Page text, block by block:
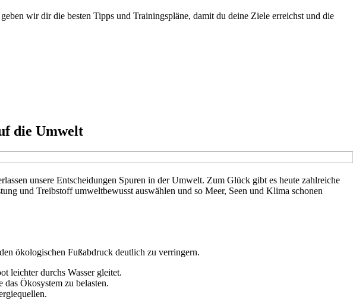
wir dir die besten Tipps und Trainingspläne, damit du deine Ziele erreichst und die
die Umwelt
unsere Entscheidungen Spuren in der Umwelt. Zum Glück gibt es heute zahlreiche
und Treibstoff umweltbewusst auswählen und so Meer, Seen und Klima schonen
ökologischen Fußabdruck deutlich zu verringern.
leichter durchs Wasser gleitet.
Ökosystem zu belasten.